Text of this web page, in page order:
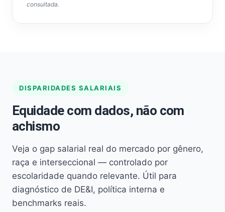
consultada.
DISPARIDADES SALARIAIS
Equidade com dados, não com
achismo
Veja o gap salarial real do mercado por gênero,
raça e interseccional — controlado por
escolaridade quando relevante. Útil para
diagnóstico de DE&I, política interna e
benchmarks reais.